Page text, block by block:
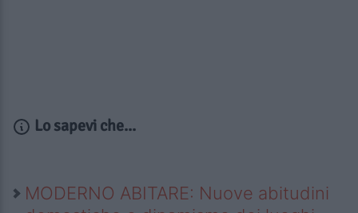
Lo sapevi che...
MODERNO ABITARE: Nuove abitudini